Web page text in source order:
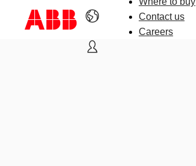
Contact us
Careers